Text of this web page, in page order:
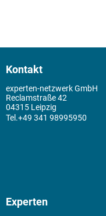
Kontakt
experten-netzwerk GmbH
Reclamstraße 42
04315 Leipzig
+49 341 98995950
Experten